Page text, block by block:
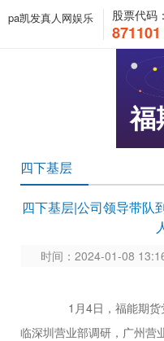
pa凯发真人网娱乐 股票代码：
871101
福
四下基层
四下基层|公司领导带队
时间：2024-01-08
1月4日，福能期
临深圳营业部调研，广州营